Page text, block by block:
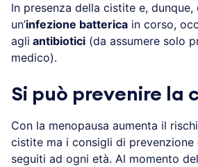
In presenza della cistite e, dunque,
un’infezione batterica in corso,
agli antibiotici (da assumere solo
medico).
Si può prevenire la
Con la menopausa aumenta il
cistite ma i consigli di prevenzione
seguiti ad ogni età. Al momento